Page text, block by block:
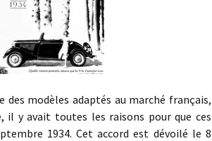
adaptés au marché français,
il y avait toutes les raisons pour que ces
1934. Cet accord est dévoilé le 8